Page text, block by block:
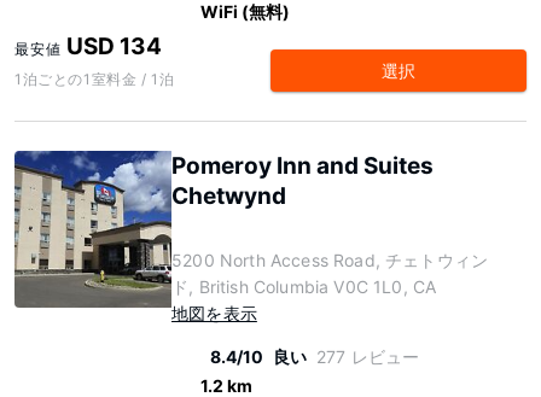
WiFi (無料)
最安値 USD 134
1泊ごとの1室料金 / 1泊 選択
Pomeroy Inn and Suites
Chetwynd
5200 North Access Road, チェトウィン
ド, British Columbia V0C 1L0, CA
地図を表示
8.4/10 良い 277 レビュー
1.2 km